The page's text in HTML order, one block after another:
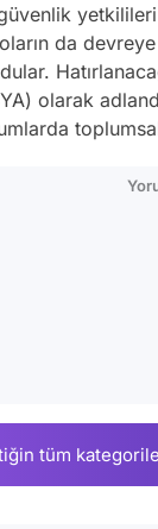
da
olarak
tüm